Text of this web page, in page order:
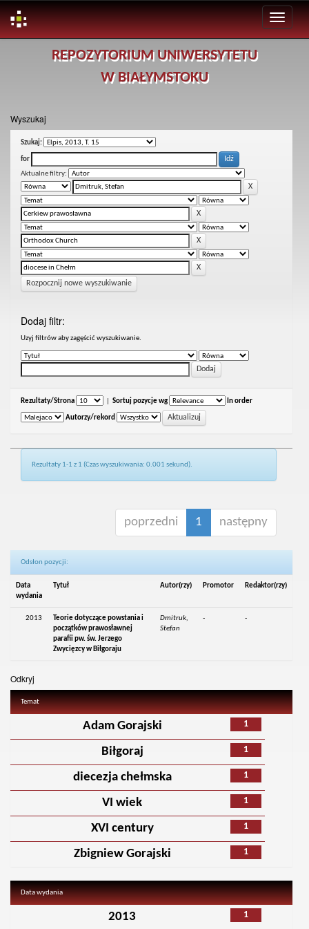
REPOZYTORIUM UNIWERSYTETU
W BIAŁYMSTOKU
Wyszukaj
Szukaj:
for
Aktualne filtry:
Rozpocznij nowe wyszukiwanie
Dodaj filtr:
Uzyj filtrów aby zagęścić wyszukiwanie.
Rezultaty/Strona Sortuj pozycje wg In order
Autorzy/rekord
Rezultaty 1-1 z 1 (Czas wyszukiwania: 0.001 sekund).
poprzedni 1 następny
Odsłon pozycji:
Data
wydania
Tytuł Autor(rzy) Promotor Redaktor(rzy)
2013
Teorie dotyczące powstania i
początków prawosławnej
parafii pw. św. Jerzego
Zwycięzcy w Biłgoraju
Dmitruk,
Stefan
- -
Odkryj
Temat
1
Adam Gorajski
1
Biłgoraj
1
diecezja chełmska
1
VI wiek
1
XVI century
1
Zbigniew Gorajski
Data wydania
1
2013